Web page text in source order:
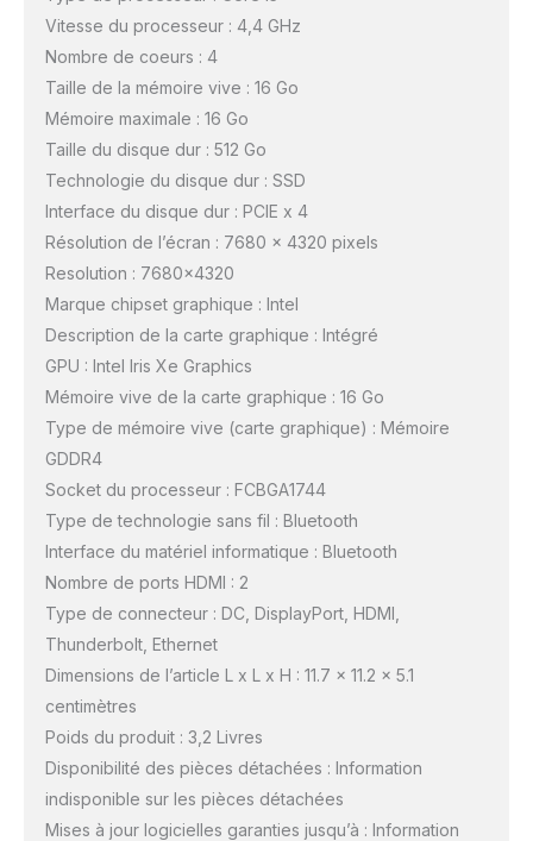
Vitesse du processeur : 4,4 GHz
Nombre de coeurs : 4
Taille de la mémoire vive : 16 Go
Mémoire maximale : 16 Go
Taille du disque dur : 512 Go
Technologie du disque dur : SSD
Interface du disque dur : PCIE x 4
Résolution de l’écran : 7680 x 4320 pixels
Resolution : 7680×4320
Marque chipset graphique : Intel
Description de la carte graphique : Intégré
GPU : Intel Iris Xe Graphics
Mémoire vive de la carte graphique : 16 Go
Type de mémoire vive (carte graphique) : Mémoire
GDDR4
Socket du processeur : FCBGA1744
Type de technologie sans fil : Bluetooth
Interface du matériel informatique : Bluetooth
Nombre de ports HDMI : 2
Type de connecteur : DC, DisplayPort, HDMI,
Thunderbolt, Ethernet
Dimensions de l’article L x L x H : 11.7 x 11.2 x 5.1
centimètres
Poids du produit : 3,2 Livres
Disponibilité des pièces détachées : Information
indisponible sur les pièces détachées
Mises à jour logicielles garanties jusqu’à : Information